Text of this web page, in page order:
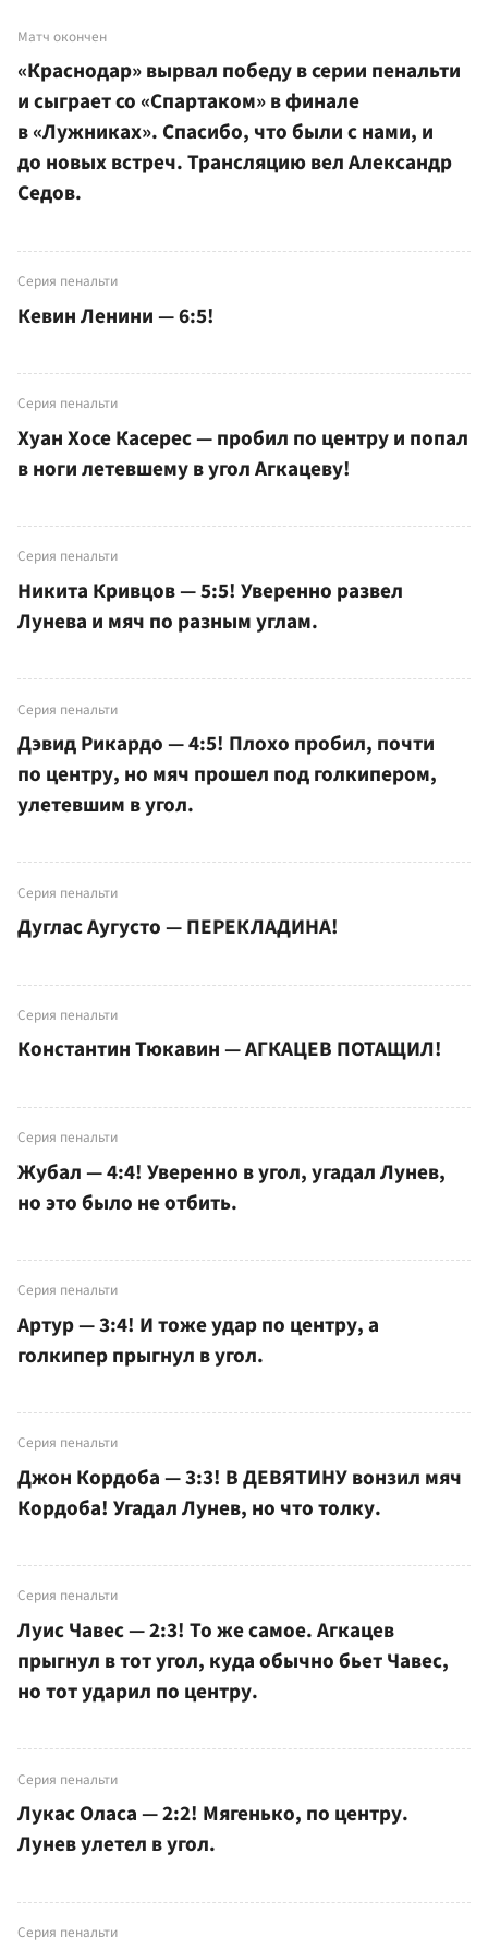
Матч окончен
«Краснодар» вырвал победу в серии пенальти
и сыграет со «Спартаком» в финале
в «Лужниках». Спасибо, что были с нами, и
до новых встреч. Трансляцию вел Александр
Седов.
Серия пенальти
Кевин Ленини — 6:5!
Серия пенальти
Хуан Хосе Касерес — пробил по центру и попал
в ноги летевшему в угол Агкацеву!
Серия пенальти
Никита Кривцов — 5:5! Уверенно развел
Лунева и мяч по разным углам.
Серия пенальти
Дэвид Рикардо — 4:5! Плохо пробил, почти
по центру, но мяч прошел под голкипером,
улетевшим в угол.
Серия пенальти
Дуглас Аугусто — ПЕРЕКЛАДИНА!
Серия пенальти
Константин Тюкавин — АГКАЦЕВ ПОТАЩИЛ!
Серия пенальти
Жубал — 4:4! Уверенно в угол, угадал Лунев,
но это было не отбить.
Серия пенальти
Артур — 3:4! И тоже удар по центру, а
голкипер прыгнул в угол.
Серия пенальти
Джон Кордоба — 3:3! В ДЕВЯТИНУ вонзил мяч
Кордоба! Угадал Лунев, но что толку.
Серия пенальти
Луис Чавес — 2:3! То же самое. Агкацев
прыгнул в тот угол, куда обычно бьет Чавес,
но тот ударил по центру.
Серия пенальти
Лукас Оласа — 2:2! Мягенько, по центру.
Лунев улетел в угол.
Серия пенальти